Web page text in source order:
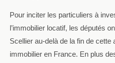
Pour inciter les particuliers à
l’immobilier locatif, les députés
Scellier au-delà de la fin de cette
immobilier en France. En plus